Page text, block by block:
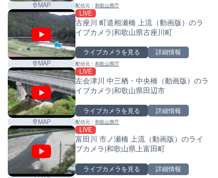
MAP 配信元： 和歌山県庁
MAP
LIVE
古座川 町道相瀬橋 上流（動画版）のラ
イブカメラ|和歌山県古座川町
ライブカメラを見る 詳細情報
配信元： 和歌山県庁
MAP
LIVE
左会津川 中三栖・中央橋（動画版）のラ
イブカメラ|和歌山県田辺市
ライブカメラを見る 詳細情報
配信元： 和歌山県庁
LIVE
富田川 市ノ瀬橋 上流（動画版）のライ
ブカメラ|和歌山県上富田町
ライブカメラを見る 詳細情報